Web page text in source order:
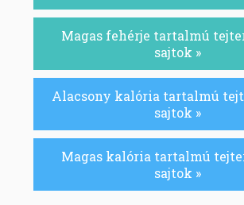
Magas fehérje tartalmú
sajtok »
Alacsony kalória tartalmú
sajtok »
Magas kalória tartalmú
sajtok »